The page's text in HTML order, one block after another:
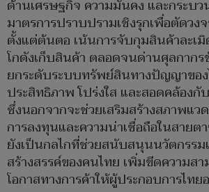
ด้านเศรษฐกิจ ความมั่นคง และกระบว
มาตรการปราบปรามเชิงรุกเพื่อตัดวง
ตั้งแต่ต้นตอ เน้นการจับกุมสินค้าละเมิ
โกดังเก็บสินค้า ตลอดจนด่านศุลกาก
ยกระดับระบบทรัพย์สินทางปัญญาขอ
ประสิทธิภาพ โปร่งใส และสอดคล้อง
ซึ่งนอกจากจะช่วยเสริมสร้างสภาพแว
การลงทุนและความน่าเชื่อถือในสายต
ยังเป็นกลไกที่ช่วยสนับสนุนนวัตกรรม
สร้างสรรค์ของคนไทย เพิ่มขีดความสา
โอกาสทางการค้าให้ผู้ประกอบการไท